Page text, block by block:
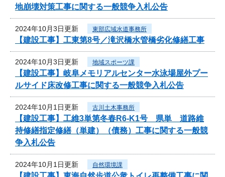
地崩壊対策工事に関する一般競争入札公告
2024年10月3日更新 東部広域水道事務所
【建設工事】工東第8号／滝沢橋水管橋劣化修繕工事
2024年10月3日更新 地域スポーツ課
【建設工事】岐阜メモリアルセンター水泳場屋外プー
ルサイド床改修工事に関する一般競争入札公告
2024年10月1日更新 古川土木事務所
【建設工事】工維3単第冬春R6-K1号 県単 道路維
持修繕指定修繕（単建）（債務）工事に関する一般競
争入札公告
2024年10月1日更新 自然環境課